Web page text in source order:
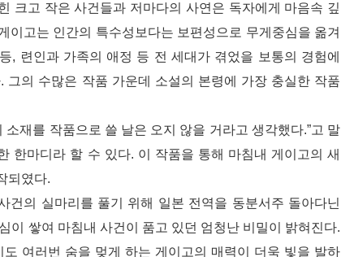
크고 작은 사건들과 저마다의 사연은 독자에게 마음속 깊
이고는 인간의 특수성보다는 보편성으로 무게중심을 옮겨
, 련인과 가족의 애정 등 전 세대가 겪었을 보통의 경험에
그의 수많은 작품 가운데 소설의 본령에 가장 충실한 작품
소재를 작품으로 쓸 날은 오지 않을 거라고 생각했다.”고 말
한마디라 할 수 있다. 이 작품을 통해 마침내 게이고의 새
되였다.
건의 실마리를 풀기 위해 일본 전역을 동분서주 돌아다닌
이 쌓여 마침내 사건이 품고 있던 엄청난 비밀이 밝혀진다.
여러번 숨을 멎게 하는 게이고의 매력이 더욱 빛을 발하